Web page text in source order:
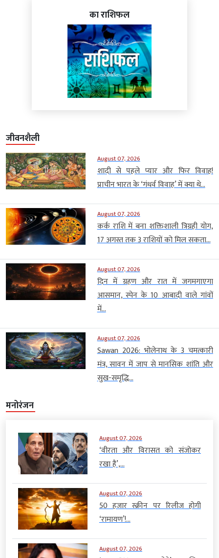
का राशिफल
जीवनशैली
August 07, 2026
शादी से पहले प्यार और फिर विवाह!
प्राचीन भारत के ‘गंधर्व विवाह’ में क्या थे...
August 07, 2026
कर्क राशि में बना शक्तिशाली त्रिग्रही योग,
17 अगस्त तक 3 राशियों को मिल सकता...
August 07, 2026
दिन में ग्रहण और रात में जगमगाएगा
आसमान, स्पेन के 10 आबादी वाले गांवों
में...
August 07, 2026
Sawan 2026: भोलेनाथ के 3 चमत्कारी
मंत्र, सावन में जाप से मानसिक शांति और
सुख-समृद्धि...
मनोरंजन
August 07, 2026
‘वीरता और विरासत को संजोकर
रखा है’,...
August 07, 2026
50 हजार स्क्रीन पर रिलीज होगी
‘रामायण’!...
August 07, 2026